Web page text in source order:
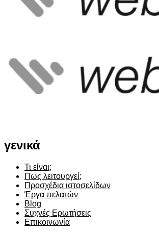
γενικά
Τι είναι;
Πως λειτουργεί;
Προσχέδια ιστοσελίδων
Έργα πελατών
Blog
Συχνές Ερωτήσεις
Επικοινωνία